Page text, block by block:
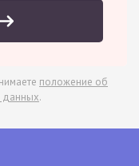
положение об
данных.